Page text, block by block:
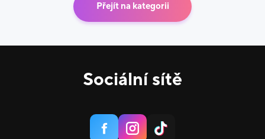
Přejít na kategorii
Sociální sítě